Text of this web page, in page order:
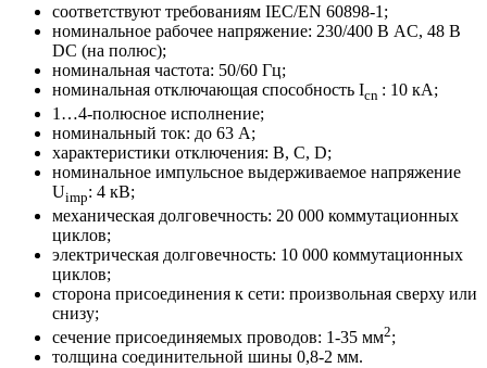
соответствуют требованиям IEC/EN 60898-1;
номинальное рабочее напряжение: 230/400 В AC, 48 В
DC (на полюс);
номинальная частота: 50/60 Гц;
номинальная отключающая способность Icn : 10 кА;
1…4-полюсное исполнение;
номинальный ток: до 63 A;
характеристики отключения: B, C, D;
номинальное импульсное выдерживаемое напряжение
Uimp: 4 кВ;
механическая долговечность: 20 000 коммутационных
циклов;
электрическая долговечность: 10 000 коммутационных
циклов;
сторона присоединения к сети: произвольная сверху или
снизу;
сечение присоединяемых проводов: 1-35 мм2;
толщина соединительной шины 0,8-2 мм.